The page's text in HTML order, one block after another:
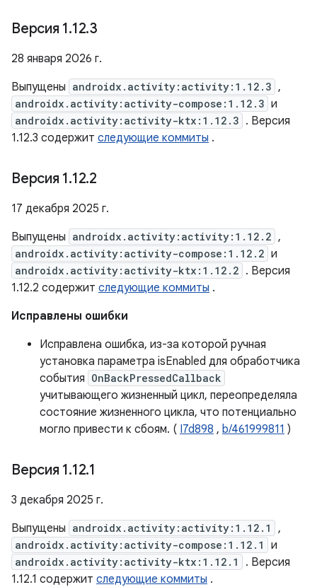
Версия 1.12.3
28 января 2026 г.
Выпущены androidx.activity:activity:1.12.3 ,
androidx.activity:activity-compose:1.12.3 и
androidx.activity:activity-ktx:1.12.3 . Версия
1.12.3 содержит следующие коммиты .
Версия 1.12.2
17 декабря 2025 г.
Выпущены androidx.activity:activity:1.12.2 ,
androidx.activity:activity-compose:1.12.2 и
androidx.activity:activity-ktx:1.12.2 . Версия
1.12.2 содержит следующие коммиты .
Исправлены ошибки
Исправлена ​​ошибка, из-за которой ручная
установка параметра isEnabled для обработчика
события OnBackPressedCallback
учитывающего жизненный цикл, переопределяла
состояние жизненного цикла, что потенциально
могло привести к сбоям. ( I7d898 , b/461999811 )
Версия 1.12.1
3 декабря 2025 г.
Выпущены androidx.activity:activity:1.12.1 ,
androidx.activity:activity-compose:1.12.1 и
androidx.activity:activity-ktx:1.12.1
. Версия
1.12.1 содержит следующие коммиты .